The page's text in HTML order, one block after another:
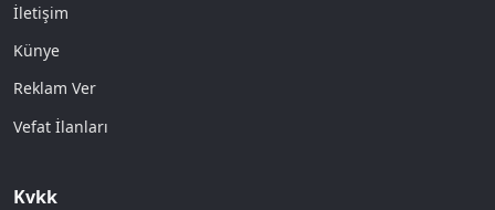
İletişim
Künye
Reklam Ver
Vefat İlanları
Kvkk